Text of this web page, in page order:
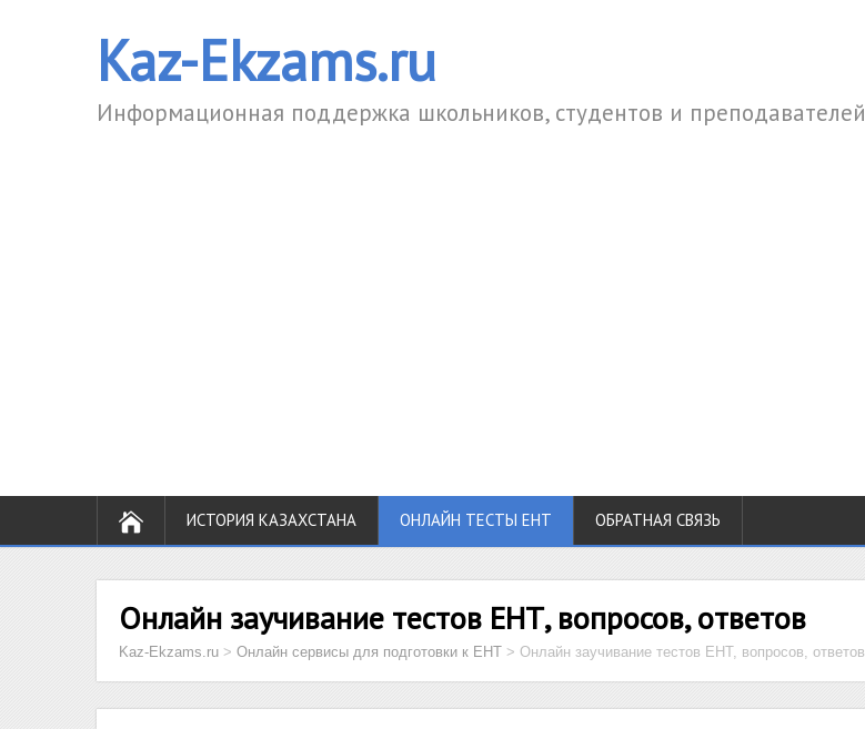
Kaz-Ekzams.ru
Информационная поддержка школьников, студентов и преподавателей
ИСТОРИЯ КАЗАХСТАНА ОНЛАЙН ТЕСТЫ ЕНТ ОБРАТНАЯ СВЯЗЬ
Онлайн заучивание тестов ЕНТ, вопросов, ответов
Kaz-Ekzams.ru > Онлайн сервисы для подготовки к ЕНТ > Онлайн заучивание тестов ЕНТ, вопросов, ответов